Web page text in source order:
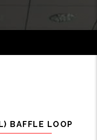
BAFFLE LOOP